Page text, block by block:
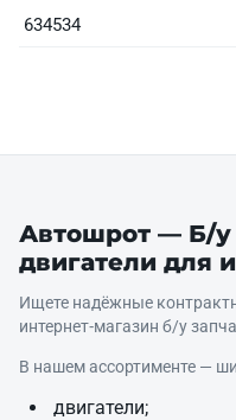
634534
Автошрот — Б/у
двигатели для
Ищете надёжные
интернет‑магазин б/у
В нашем ассортименте —
двигатели;